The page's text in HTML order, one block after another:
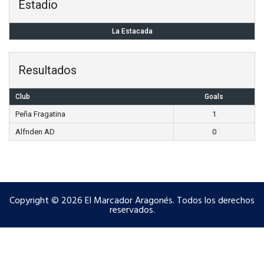
Estadio
La Estacada
Resultados
Club Goals
Peña Fragatina
1
Alfnden AD
0
Copyright © 2026 El Marcador Aragonés. Todos los derechos
reservados.